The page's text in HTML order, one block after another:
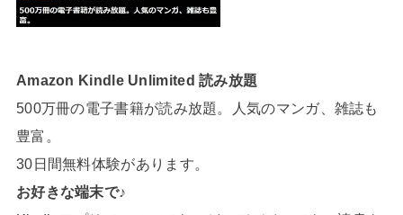
Amazon Kindle Unlimited 読み放題
500万冊の電子書籍が読み放題。人気のマンガ、雑誌も
豊富。
30日間無料体験があります。
お好きな端末で♪